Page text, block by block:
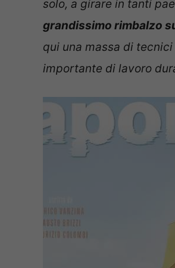
solo, a girare in tanti
grandissimo rimbalzo
qui una massa di
importante di lavoro